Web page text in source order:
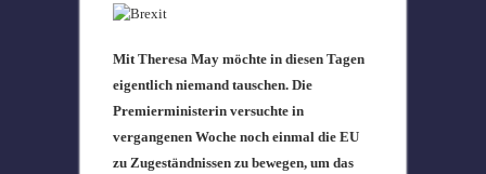
Mit Theresa May möchte in diesen Tagen
eigentlich niemand tauschen. Die
Premierministerin versuchte in
vergangenen Woche noch einmal die EU
zu Zugeständnissen zu bewegen, um das